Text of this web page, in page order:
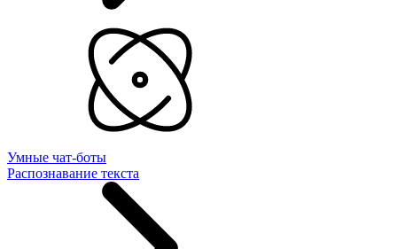
Умные чат-боты
Распознавание текста